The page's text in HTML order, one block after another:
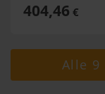
404,46 €
Alle 9